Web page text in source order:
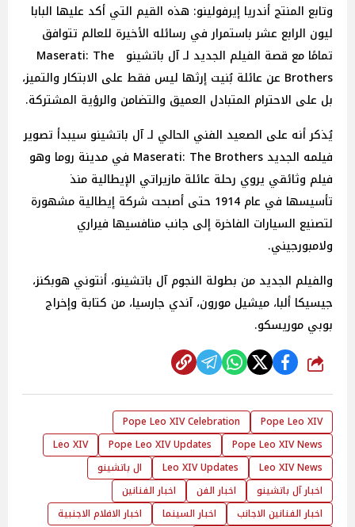
وتابع المنتج أندريا إيرفولينو: هذه القيم التي أكد عليها البابا
ليون الرابع عشر باستمرار في رسائله الأخيرة للعالم تتوافق
تمامًا مع قصة الفيلم الجديد لـ آل باتشينو Maserati: The
Brothers عن عائلة بُنيت إرثها ليس فقط على الابتكار والتميز،
بل على الاحترام المتبادل العميق والتضامن والرؤية المشتركة.
يُذكر أنه على الصعيد الفني الحالي لـ آل باتشينو سيبدأ تصوير
فيلمه الجديد Maserati: The Brothers في مدينة روما وهو
فيلم وثائقي يروي رحلة عائلة مازيراتي الإيطالية منذ
تأسيسها في عام 1914 حتى أصبحت شركة إيطالية مشهورة
لتصنيع السيارات الفاخرة إلى جانب منافسيها فيراري
ولامبورجيني.
والفيلم الجديد من بطولة النجوم آل باتشينو، أنتوني هوبكنز،
جيسيكا ألبا، ميشيل مورون، آندي جارسيا، من كتابة وإخراج
بوبي موريسكو.
شارك
Pope Leo XIV
Pope Leo XIV Celebration
Pope Leo XIV News
Pope Leo XIV Updates
Leo XIV
Leo XIV News
Leo XIV Updates
ال باتشينو
اخبار آل باتشينو
اخبار الفن
اخبار الفنانين
اخبار الفنانين الاجانب
اخبار السينما
اخبار الافلام الاجنبية